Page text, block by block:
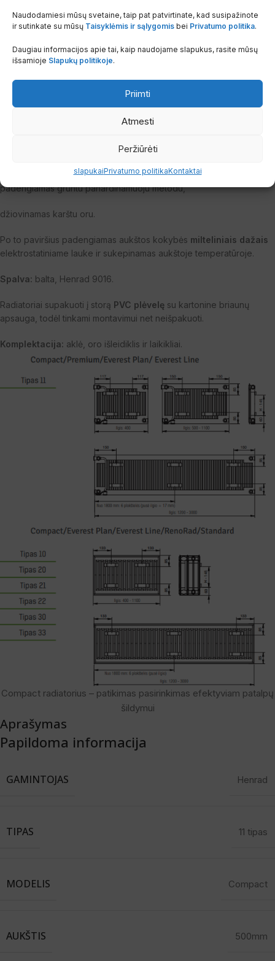
Naudodamiesi mūsų svetaine, taip pat patvirtinate, kad susipažinote
ir sutinkate su mūsų Taisyklėmis ir sąlygomis bei Privatumo politika.
Daugiau informacijos apie tai, kaip naudojame slapukus, rasite mūsų
išsamioje Slapukų politikoje.
Priimti
Atmesti
Peržiūrėti
slapukaiPrivatumo politikaKontaktai
Visų tipų radiatoriai nugarinėje pusėje turi tvirtinimo plokšteles.
Radiatorių paviršius apdorojamas taip:
nuriebalinamas,
fosfatuojamas,
padengiamas gruntu panardinamuoju metodu,
džiovinamas karštu oru.
Po to paviršius padengiamas aukštos kokybės milteliniais dažais
elektrostatiniame lauke ir sukepinamas aukštoje temperatūroje.
Spalva: balta, Henrad 9016.
Radiatoriai supakuoti į storą PVC plėvelę su kartonine briaunų
apsauga, todėl tinkami montavimui net neišpakuoti.
Komplektacija: aklė, oro išleidiklis ir laikikliai.
Compact radiatorius – patikimas pasirinkimas efektyviam patalpų
šildymui
Aprašymas
Papildoma informacija
GAMINTOJAS Henrad
TIPAS 11 tipas
MODELIS Compact
AUKŠTIS 500mm